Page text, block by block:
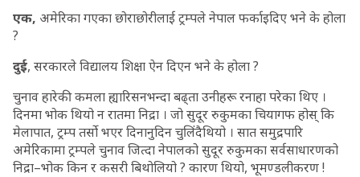
एक, अमेरिका गएका छोराछोरीलाई ट्रम्पले नेपाल फर्काइदिए भने के होला
?
दुई, सरकारले विद्यालय शिक्षा ऐन दिएन भने के होला ?
चुनाव हारेकी कमला ह्यारिसनभन्दा बढ्ता उनीहरू रनाहा परेका थिए ।
दिनमा भोक थियो न रातमा निद्रा । जो सुदूर रुकुमका चियागफ होस् कि
मेलापात, ट्रम्प तर्सो भएर दिनानुदिन चुलिंदैथियो । सात समुद्रपारि
अमेरिकामा ट्रम्पले चुनाव जित्दा नेपालको सुदूर रुकुमका सर्वसाधारणको
निद्रा–भोक किन र कसरी बिथोलियो ? कारण थियो, भूमण्डलीकरण !